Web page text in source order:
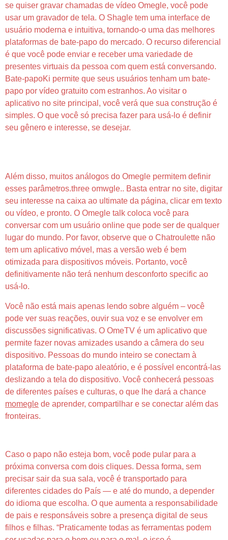
se quiser gravar chamadas de vídeo Omegle, você pode
usar um gravador de tela. O Shagle tem uma interface de
usuário moderna e intuitiva, tornando-o uma das melhores
plataformas de bate-papo do mercado. O recurso diferencial
é que você pode enviar e receber uma variedade de
presentes virtuais da pessoa com quem está conversando.
Bate-papoKi permite que seus usuários tenham um bate-
papo por vídeo gratuito com estranhos. Ao visitar o
aplicativo no site principal, você verá que sua construção é
simples. O que você só precisa fazer para usá-lo é definir
seu gênero e interesse, se desejar.
Além disso, muitos análogos do Omegle permitem definir
esses parâmetros.three omwgle.. Basta entrar no site, digitar
seu interesse na caixa ao ultimate da página, clicar em texto
ou vídeo, e pronto. O Omegle talk coloca você para
conversar com um usuário online que pode ser de qualquer
lugar do mundo. Por favor, observe que o Chatroulette não
tem um aplicativo móvel, mas a versão web é bem
otimizada para dispositivos móveis. Portanto, você
definitivamente não terá nenhum desconforto specific ao
usá-lo.
Você não está mais apenas lendo sobre alguém – você
pode ver suas reações, ouvir sua voz e se envolver em
discussões significativas. O OmeTV é um aplicativo que
permite fazer novas amizades usando a câmera do seu
dispositivo. Pessoas do mundo inteiro se conectam à
plataforma de bate-papo aleatório, e é possível encontrá-las
deslizando a tela do dispositivo. Você conhecerá pessoas
de diferentes países e culturas, o que lhe dará a chance
momegle de aprender, compartilhar e se conectar além das
fronteiras.
Caso o papo não esteja bom, você pode pular para a
próxima conversa com dois cliques. Dessa forma, sem
precisar sair da sua sala, você é transportado para
diferentes cidades do País — e até do mundo, a depender
do idioma que escolha. O que aumenta a responsabilidade
de pais e responsáveis sobre a presença digital de seus
filhos e filhas. “Praticamente todas as ferramentas podem